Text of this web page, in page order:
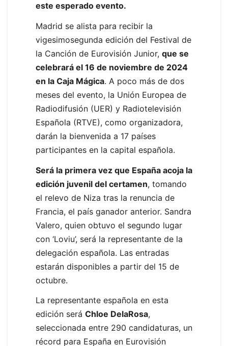
este esperado evento.
Madrid se alista para recibir la
vigesimosegunda edición del Festival de
la Canción de Eurovisión Junior, que se
celebrará el 16 de noviembre de 2024
en la Caja Mágica. A poco más de dos
meses del evento, la Unión Europea de
Radiodifusión (UER) y Radiotelevisión
Española (RTVE), como organizadora,
darán la bienvenida a 17 países
participantes en la capital española.
Será la primera vez que España acoja la
edición juvenil del certamen, tomando
el relevo de Niza tras la renuncia de
Francia, el país ganador anterior. Sandra
Valero, quien obtuvo el segundo lugar
con ‘Loviu’, será la representante de la
delegación española. Las entradas
estarán disponibles a partir del 15 de
octubre.
La representante española en esta
edición será Chloe DelaRosa,
seleccionada entre 290 candidaturas, un
récord para España en Eurovisión